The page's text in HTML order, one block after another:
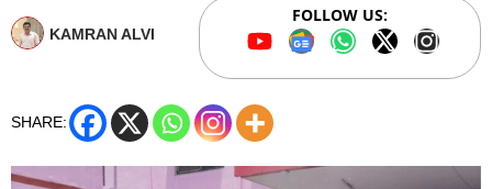
KAMRAN ALVI
FOLLOW US:
SHARE: